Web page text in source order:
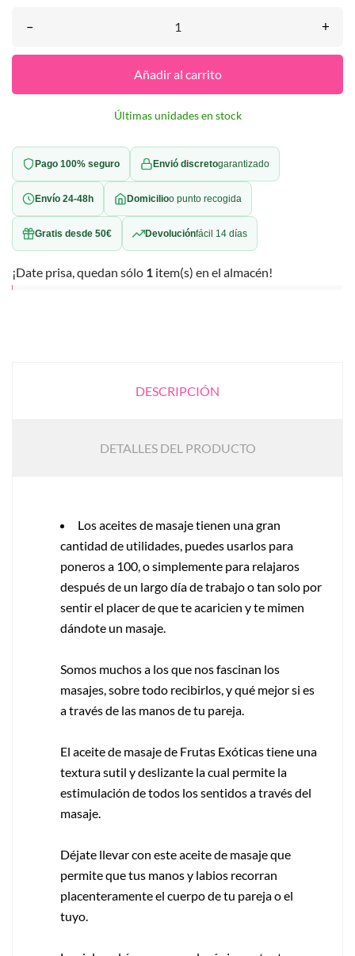
– +
Añadir al carrito
Últimas unidades en stock
Pago 100% seguro Envió discretogarantizado
Envío 24-48h Domicilioo punto recogida
Gratis desde 50€ Devoluciónfácil 14 días
¡Date prisa, quedan sólo 1 item(s) en el almacén!
DESCRIPCIÓN
DETALLES DEL PRODUCTO
Los aceites de masaje tienen una gran
cantidad de utilidades, puedes usarlos para
poneros a 100, o simplemente para relajaros
después de un largo día de trabajo o tan solo por
sentir el placer de que te acaricien y te mimen
dándote un masaje.
Somos muchos a los que nos fascinan los
masajes, sobre todo recibirlos, y qué mejor si es
a través de las manos de tu pareja.
El aceite de masaje de Frutas Exóticas tiene una
textura sutil y deslizante la cual permite la
estimulación de todos los sentidos a través del
masaje.
Déjate llevar con este aceite de masaje que
permite que tus manos y labios recorran
placenteramente el cuerpo de tu pareja o el
tuyo.